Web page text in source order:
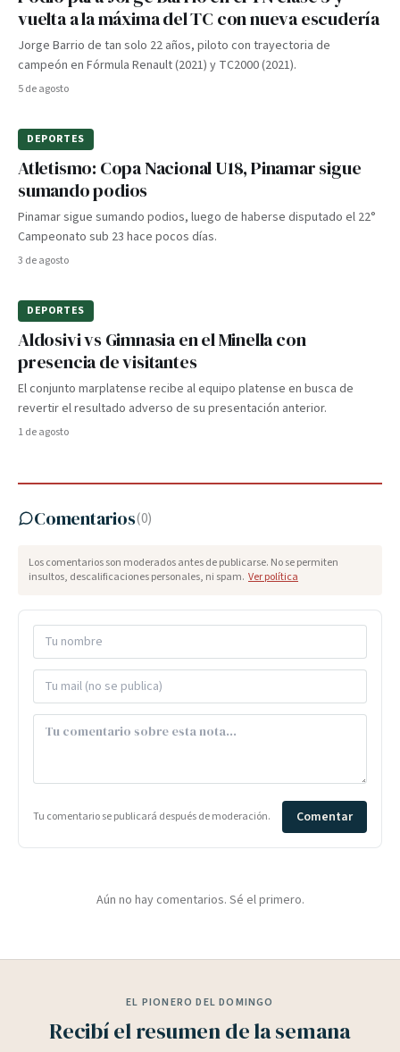
vuelta a la máxima del TC con nueva escudería
Jorge Barrio de tan solo 22 años, piloto con trayectoria de
campeón en Fórmula Renault (2021) y TC2000 (2021).
5 de agosto
DEPORTES
Atletismo: Copa Nacional U18, Pinamar sigue
sumando podios
Pinamar sigue sumando podios, luego de haberse disputado el 22°
Campeonato sub 23 hace pocos días.
3 de agosto
DEPORTES
Aldosivi vs Gimnasia en el Minella con
presencia de visitantes
El conjunto marplatense recibe al equipo platense en busca de
revertir el resultado adverso de su presentación anterior.
1 de agosto
Comentarios(0)
Los comentarios son moderados antes de publicarse. No se permiten
insultos, descalificaciones personales, ni spam. Ver política
Tu comentario se publicará después de moderación. Comentar
Aún no hay comentarios. Sé el primero.
EL PIONERO DEL DOMINGO
Recibí el resumen de la semana